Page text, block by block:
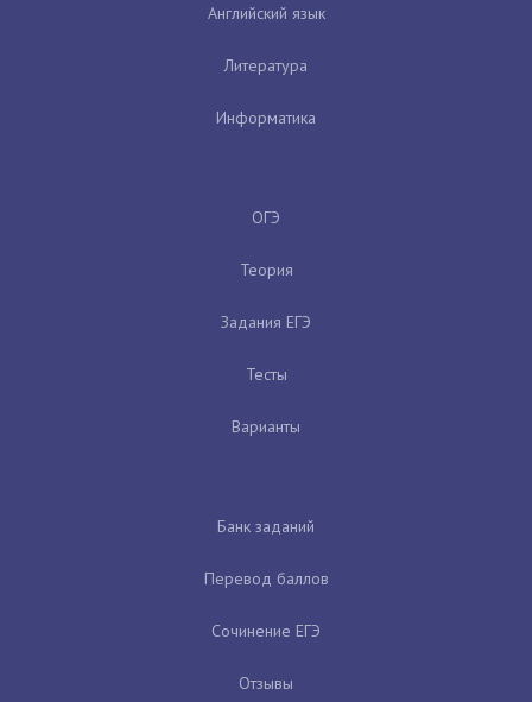
Английский язык
Литература
Информатика
ОГЭ
Теория
Задания ЕГЭ
Тесты
Варианты
Банк заданий
Перевод баллов
Сочинение ЕГЭ
Отзывы